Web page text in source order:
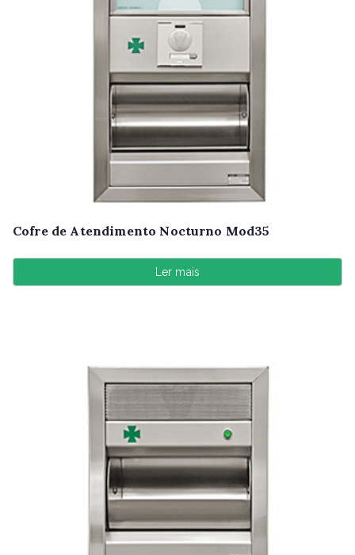
Cofre de Atendimento Nocturno Mod35
Ler mais